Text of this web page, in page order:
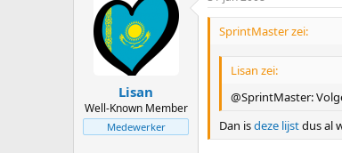
Lisan
Well-Known Member
Medewerker
SprintMaster zei:
Lisan zei:
@SprintMaster:
Dan isdeze lijstdus al